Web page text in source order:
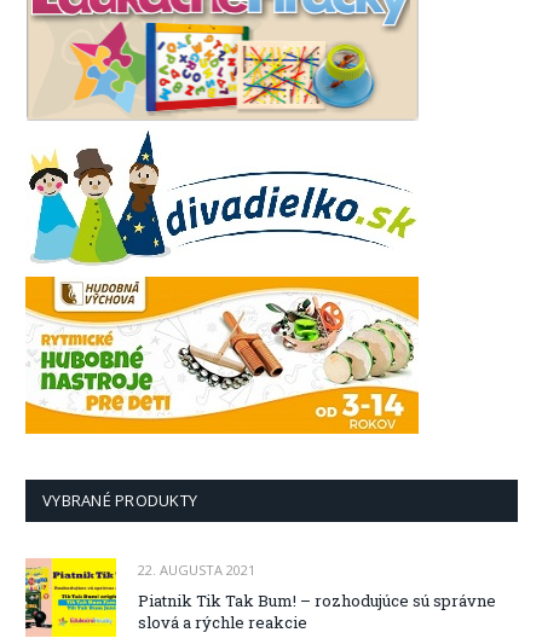
VYBRANÉ PRODUKTY
22. AUGUSTA 2021
Piatnik Tik Tak Bum! – rozhodujúce sú správne
slová a rýchle reakcie